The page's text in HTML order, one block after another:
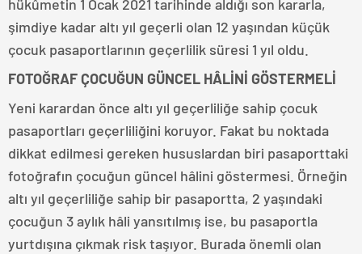
hükûmetin 1 Ocak 2021 tarihinde aldığı son kararla,
şimdiye kadar altı yıl geçerli olan 12 yaşından küçük
çocuk pasaportlarının geçerlilik süresi 1 yıl oldu.
FOTOĞRAF ÇOCUĞUN GÜNCEL HÂLİNİ GÖSTERMELİ
Yeni karardan önce altı yıl geçerliliğe sahip çocuk
pasaportları geçerliliğini koruyor. Fakat bu noktada
dikkat edilmesi gereken hususlardan biri pasaporttaki
fotoğrafın çocuğun güncel hâlini göstermesi. Örneğin
altı yıl geçerliliğe sahip bir pasaportta, 2 yaşındaki
çocuğun 3 aylık hâli yansıtılmış ise, bu pasaportla
yurtdışına çıkmak risk taşıyor. Burada önemli olan